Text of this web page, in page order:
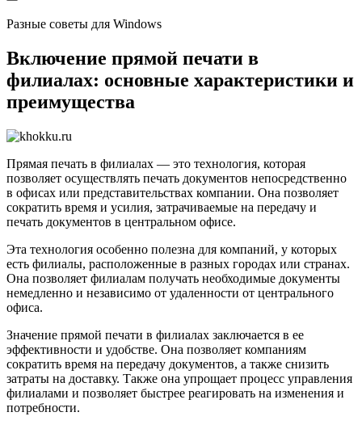
Разные советы для Windows
Включение прямой печати в
филиалах: основные характеристики и
преимущества
Прямая печать в филиалах — это технология, которая
позволяет осуществлять печать документов непосредственно
в офисах или представительствах компании. Она позволяет
сократить время и усилия, затрачиваемые на передачу и
печать документов в центральном офисе.
Эта технология особенно полезна для компаний, у которых
есть филиалы, расположенные в разных городах или странах.
Она позволяет филиалам получать необходимые документы
немедленно и независимо от удаленности от центрального
офиса.
Значение прямой печати в филиалах заключается в ее
эффективности и удобстве. Она позволяет компаниям
сократить время на передачу документов, а также снизить
затраты на доставку. Также она упрощает процесс управления
филиалами и позволяет быстрее реагировать на изменения и
потребности.